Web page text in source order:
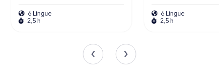
6 Lingue
2,5 h
6 Lingue
2,5 h